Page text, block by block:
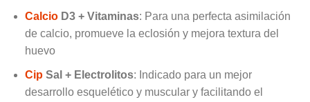
CalcioD3 + Vitaminas: Para una perfecta asimilación
de calcio, promueve la eclosión y mejora textura del
huevo
Cip Sal + Electrolitos: Indicado para un mejor
desarrollo esquelético y muscular y facilitando el